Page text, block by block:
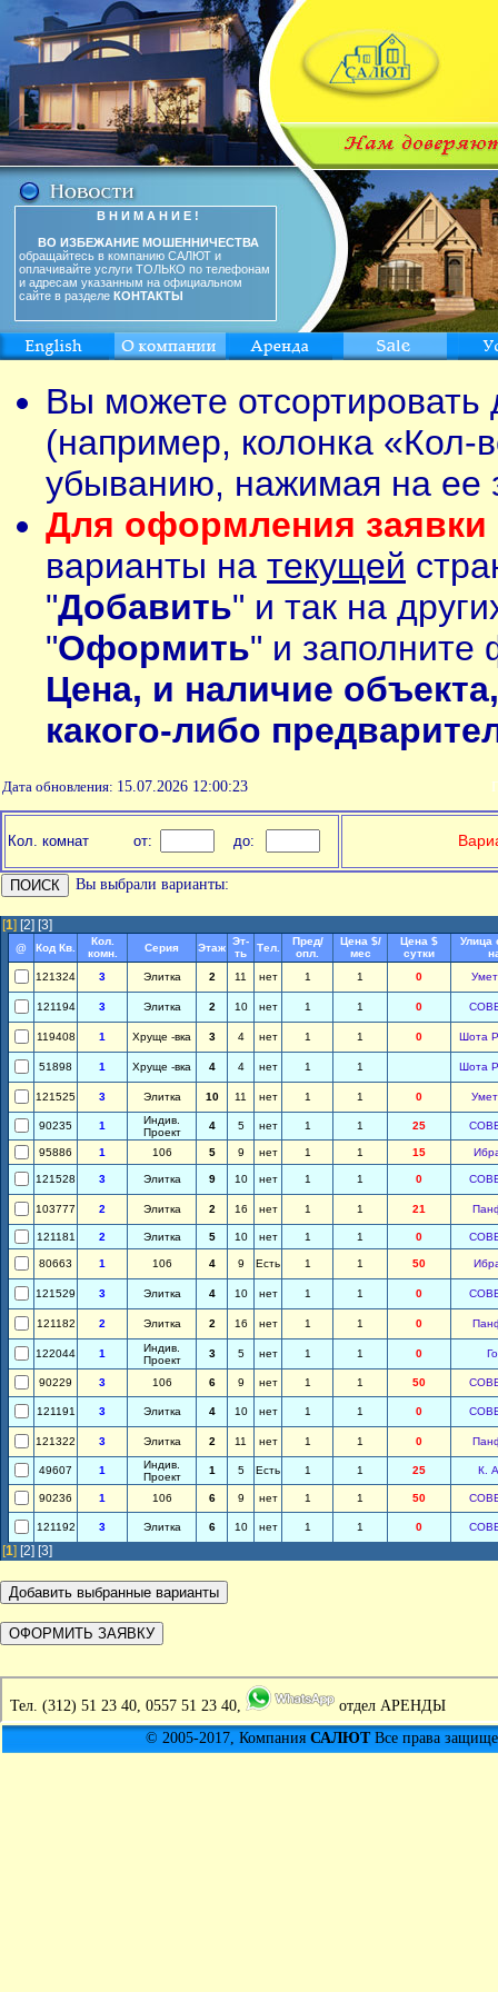
В Н И М А Н И Е !
ВО ИЗБЕЖАНИЕ МОШЕННИЧЕСТВА
обращайтесь в компанию САЛЮТ и
оплачивайте услуги ТОЛЬКО по телефонам
и адресам указанным на официальном
сайте в разделе КОНТАКТЫ
Вы можете
(например, колонка «Кол-
убыванию, нажимая на ее
Для оформления заявки
варианты на текущей
"Добавить" и так на
"Оформить" и заполните
Цена, и наличие
какого-либо
Дата обновления: 15.07.2026 12:00:23
Кол. комнат от: до:
Вы выбрали варианты:
[1] [2] [3]
@ Код Кв.
Кол.
комн.
Серия Этаж
Эт-
ть
Тел.
Пред/
опл.
Цена $/
мес
Цена $
сутки
Улица
121324
3 Элитка 2 11 нет 1 1 0
121194 3 Элитка 2 10 нет 1 1 0
119408 1 Хруще -вка 3 4 нет 1 1 0 Шота
51898 1 Хруще -вка 4 4 нет 1 1 Шота
121525 3 Элитка 10 11 нет 1 1 0
90235 1
Индив.
Проект
4 5 нет 1 1 25
95886 1 106 5 9 нет 1 1 15
121528 3 Элитка 9 10 нет 1 1 0
103777 2 Элитка 2 16 нет 1 1 21
121181 2 Элитка 5 10 нет 1 1 0
80663 1 106 4 9 Есть 1 1 50
121529 3 Элитка 4 10 нет 1 1 0
121182 2 Элитка 2 16 нет 1 1 0
122044 1
Индив.
Проект
3 5 нет 1 1 0
90229 3 106 6 9 нет 1 1 50
121191 3 Элитка 4 10 нет 1 1 0
121322 3 Элитка 2 11 нет 1 1 0
49607 1
Индив.
Проект
1 5 Есть 1 1 25 К.
90236 1 106 6 9 нет 1 1 50
121192 3 Элитка 6 10 нет 1 1 0
[1] [2] [3]
Тел. (312) 51 23 40, 0557 51 23 40,
отдел АРЕНДЫ
© 2005-2017, Компания САЛЮТВсе права